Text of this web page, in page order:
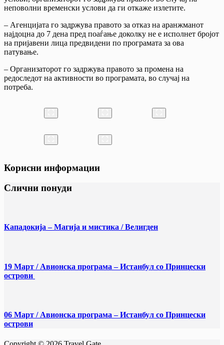
неповолни временски услови да ги откаже излетите.
– Агенцијата го задржува правото за отказ на аранжманот
најдоцна до 7 дена пред поаѓање доколку не е исполнет бројот
на пријавени лица предвидени по програмата за ова
патување.
– Организаторот го задржува правото за промена на
редоследот на активности во програмата, во случај на
потреба.
Корисни информации
Слични понуди
Кападокија – Магија и мистика / Велигден
19 Март / Aвионска програма – Истанбул со Принцески
острови
06 Март / Aвионска програма – Истанбул со Принцески
острови